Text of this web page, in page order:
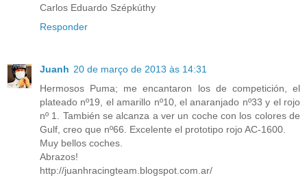
Carlos Eduardo Szépkúthy
Responder
Juanh 20 de março de 2013 às 14:31
Hermosos Puma; me encantaron los de competición, el
plateado nº19, el amarillo nº10, el anaranjado nº33 y el rojo
nº 1. También se alcanza a ver un coche con los colores de
Gulf, creo que nº66. Excelente el prototipo rojo AC-1600.
Muy bellos coches.
Abrazos!
http://juanhracingteam.blogspot.com.ar/